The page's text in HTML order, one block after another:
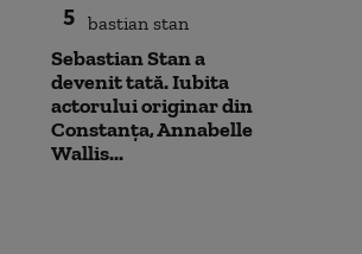
5
Sebastian Stan a
devenit tată. Iubita
actorului originar din
Constanța, Annabelle
Wallis...